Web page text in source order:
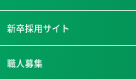
新卒採用サイト
職人募集